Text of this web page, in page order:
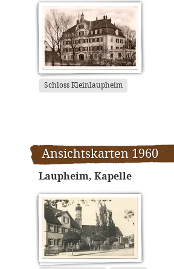
Schloss Kleinlaupheim
Ansichtskarten 1960
Laupheim, Kapelle